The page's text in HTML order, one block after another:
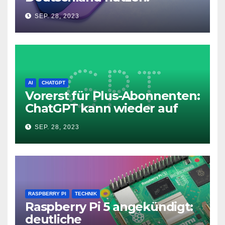
Microsoft Copilot in Windows
11 SEP. 28, 2023
AI CHATGPT
Vorerst für Plus-Abonnenten:
ChatGPT kann wieder auf
das Internet zugreifen
SEP. 28, 2023
RASPBERRY PI TECHNIK
Raspberry Pi 5 angekündigt:
deutliche